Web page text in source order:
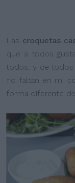
Las croquetas
que a todos
todos, y de todos
no faltan en mi
forma diferente de